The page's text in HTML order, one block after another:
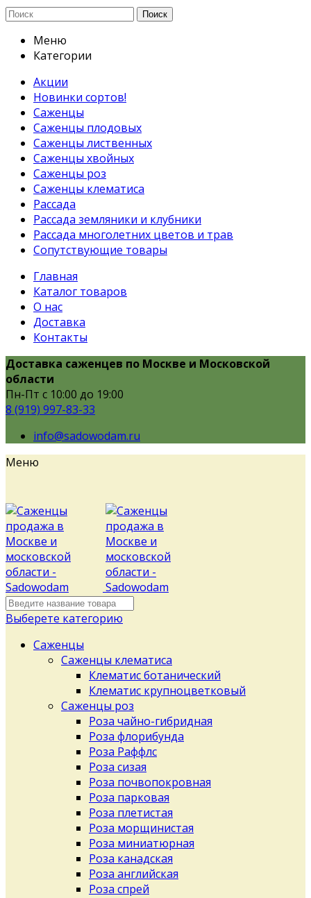
Поиск
Меню
Категории
Акции
Новинки сортов!
Саженцы
Саженцы плодовых
Саженцы лиственных
Саженцы хвойных
Саженцы роз
Саженцы клематиса
Рассада
Рассада земляники и клубники
Рассада многолетних цветов и трав
Сопутствующие товары
Главная
Каталог товаров
О нас
Доставка
Контакты
Доставка саженцев по Москве и Московской
области
Пн-Пт с 10:00 до 19:00
8 (919) 997-83-33
info@sadowodam.ru
Меню
Выберете категорию
Саженцы
Саженцы клематиса
Клематис ботанический
Клематис крупноцветковый
Саженцы роз
Роза чайно-гибридная
Роза флорибунда
Роза Раффлс
Роза сизая
Роза почвопокровная
Роза парковая
Роза плетистая
Роза морщинистая
Роза миниатюрная
Роза канадская
Роза английская
Роза спрей